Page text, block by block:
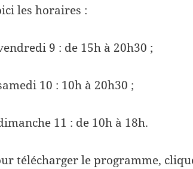
les horaires :
9 : de 15h à 20h30 ;
10 : 10h à 20h30 ;
11 : de 10h à 18h.
télécharger le programme,